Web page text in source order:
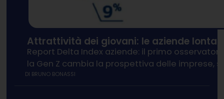
Attrattività dei giovani: le aziende
Report Delta Index aziende: il primo
la Gen Z cambia la prospettiva delle imprese,
DI BRUNO BONASSI